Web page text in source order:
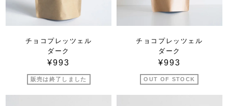
チョコプレッツェル
ダーク
¥993
販売は終了しました
チョコプレッツェル
ダーク
¥993
OUT OF STOCK